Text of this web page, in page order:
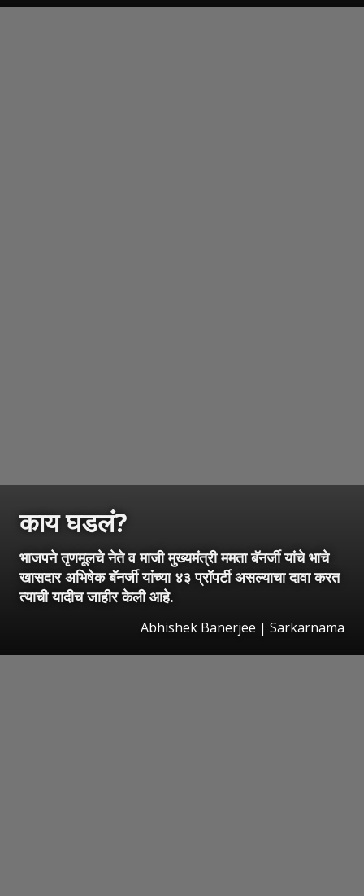
काय घडलं?
भाजपने तृणमूलचे नेते व माजी मुख्यमंत्री ममता बॅनर्जी यांचे भाचे
खासदार अभिषेक बॅनर्जी यांच्या ४३ प्रॉपर्टी असल्याचा दावा करत
त्याची यादीच जाहीर केली आहे.
Abhishek Banerjee | Sarkarnama